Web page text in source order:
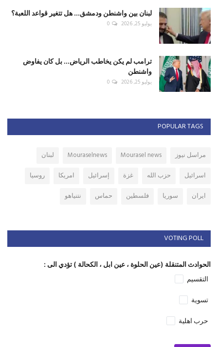
لبنان بين واشنطن ودمشق... هل تتغير قواعد اللعبة؟
يوليو 25, 2026 0
ترامب لم يكن يخاطب الرياض... بل كان يفاوض
واشنطن
يوليو 25, 2026 0
POPULAR TAGS
مراسل نيوز Mourasel news
Mouraselnews
لبنان
اسرائيل
حزب الله غزة إسرائيل امريكا
روسيا
ايران
سوريا فلسطين حماس نتنياهو
VOTING POLL
الحوادث المتنقلة (عين الحلوة ، عين ابل ، الكحالة ) تؤدي الى :
التقسيم
تسوية
حرب اهلية